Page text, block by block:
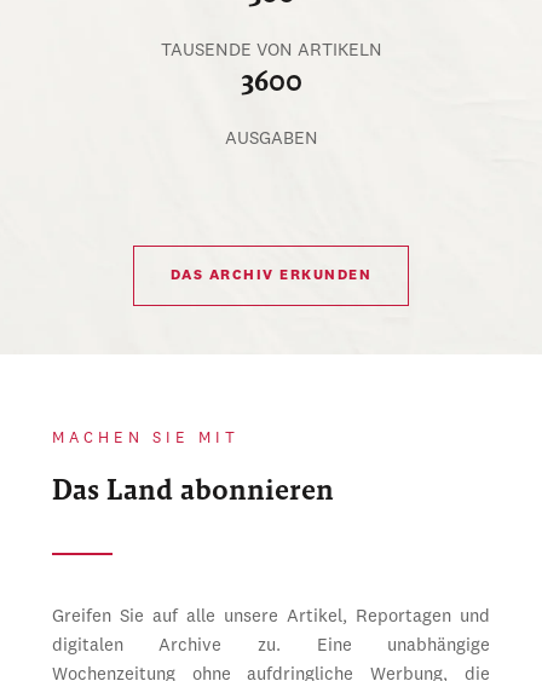
TAUSENDE VON ARTIKELN
3600
AUSGABEN
DAS ARCHIV ERKUNDEN
MACHEN SIE MIT
Das Land abonnieren
Greifen Sie auf alle unsere Artikel, Reportagen und
digitalen Archive zu. Eine unabhängige
Wochenzeitung ohne aufdringliche Werbung, die